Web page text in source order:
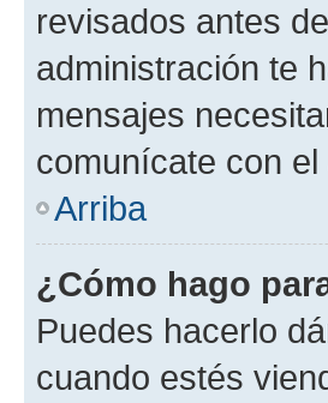
revisados antes
administración te
mensajes
comunícate con
Arriba
¿Cómo hago
Puedes hacerlo
cuando estés